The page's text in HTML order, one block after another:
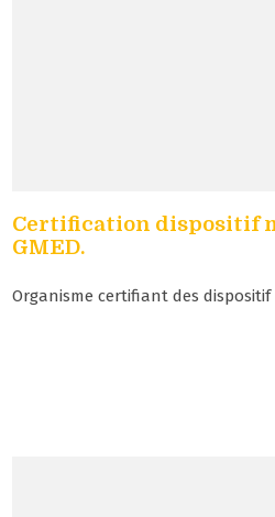
Certification dispositif
GMED.
Organisme certifiant des dispositif